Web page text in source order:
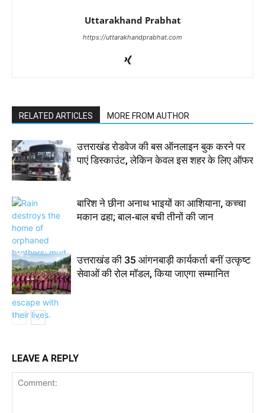
Uttarakhand Prabhat
https://uttarakhandprabhat.com
RELATED ARTICLES MORE FROM AUTHOR
उत्तराखंड रोडवेज की बस ऑनलाइन बुक करने पर
पाएं डिस्काउंट, लेकिन केवल इस शहर के लिए ऑफर
बारिश ने छीना अनाथ भाइयों का आशियाना, कच्चा
मकान ढहा; बाल-बाल बची तीनों की जान
उत्तराखंड की 35 आंगनबाड़ी कार्यकर्ता बनीं उत्कृष्ट
सेवाओं की रोल मॉडल, किया जाएगा सम्मानित
LEAVE A REPLY